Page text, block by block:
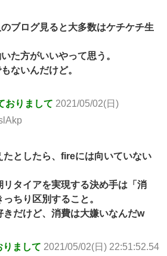
ブログ見ると大多数はケチケチ生
た方がいいやって思う。
ないんだけど。
おりまして 2021/05/02(日)
たとしたら、fireには向いていない
リタイアを実現する決め手は「消
ちり区別すること。
きだけど、消費は大嫌いなんだw
りまして 2021/05/02(日) 22:51:52.54